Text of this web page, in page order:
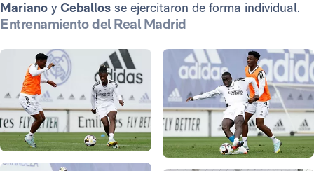
Mariano yCeballos se ejercitaron de forma individual.
Entrenamiento del Real Madrid